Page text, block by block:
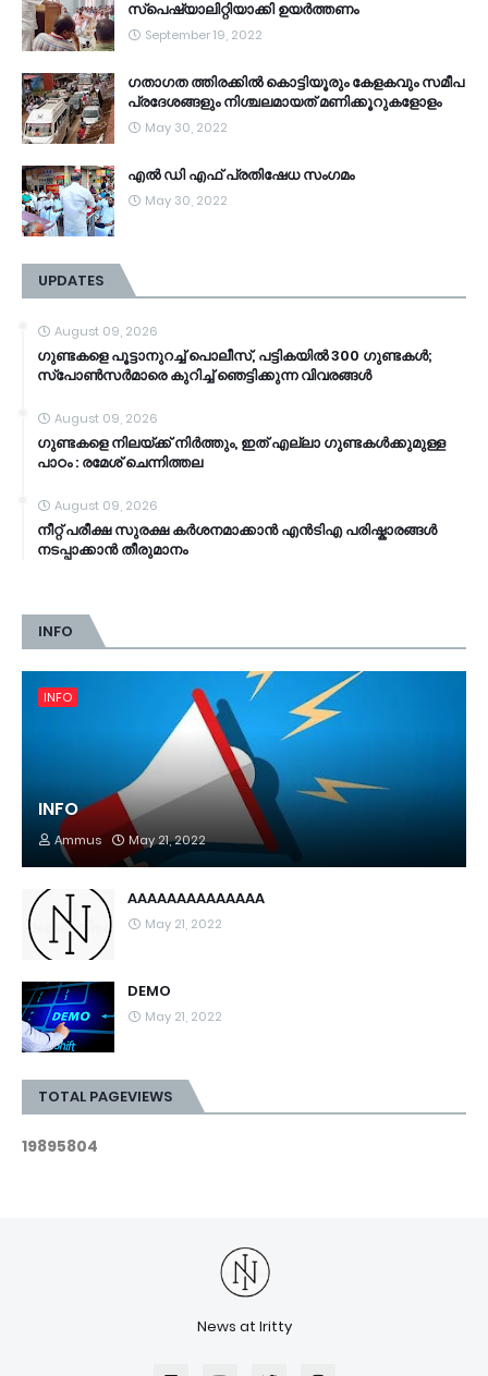
സ്‌പെഷ്യാലിറ്റിയാക്കി ഉയർത്തണം
September 19, 2022
ഗതാഗത ത്തിരക്കിൽ കൊട്ടിയൂരും കേളകവും സമീപ
പ്രദേശങ്ങളും നിശ്ചലമായത് മണിക്കൂറുകളോളം
May 30, 2022
എൽ ഡി എഫ് പ്രതിഷേധ സംഗമം
May 30, 2022
UPDATES
August 09, 2026
ഗുണ്ടകളെ പൂട്ടാനുറച്ച് പൊലീസ്, പട്ടികയിൽ 300 ഗുണ്ടകൾ;
സ്‌പോൺസർമാരെ കുറിച്ച് ഞെട്ടിക്കുന്ന വിവരങ്ങൾ
August 09, 2026
ഗുണ്ടകളെ നിലയ്ക്ക് നിർത്തും, ഇത് എല്ലാ ഗുണ്ടകൾക്കുമുള്ള
പാഠം : രമേശ് ചെന്നിത്തല
August 09, 2026
നീറ്റ് പരീക്ഷ സുരക്ഷ കർശനമാക്കാൻ എൻടിഎ പരിഷ്കാരങ്ങൾ
നടപ്പാക്കാൻ തീരുമാനം
INFO
INFO
INFO
Ammus May 21, 2022
AAAAAAAAAAAAAA
May 21, 2022
DEMO
May 21, 2022
TOTAL PAGEVIEWS
19895804
News at Iritty